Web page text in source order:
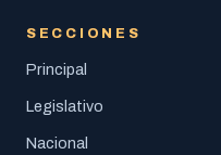
SECCIONES
Principal
Legislativo
Nacional